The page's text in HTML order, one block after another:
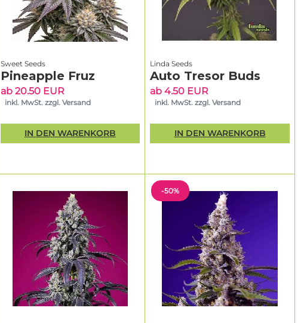
Sweet Seeds
Pineapple Fruz
ab 20.50 EUR
inkl. MwSt. zzgl. Versand
IN DEN WARENKORB
Linda Seeds
Auto Tresor Buds
ab 4.50 EUR
inkl. MwSt. zzgl. Versand
IN DEN WARENKORB
-50%